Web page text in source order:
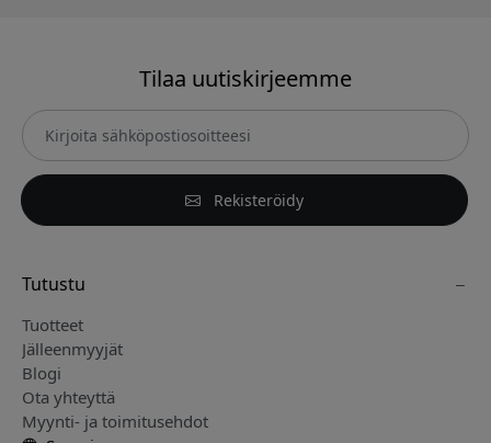
Tilaa uutiskirjeemme
Rekisteröidy
Tutustu
Tuotteet
Jälleenmyyjät
Blogi
Ota yhteyttä
Myynti- ja toimitusehdot